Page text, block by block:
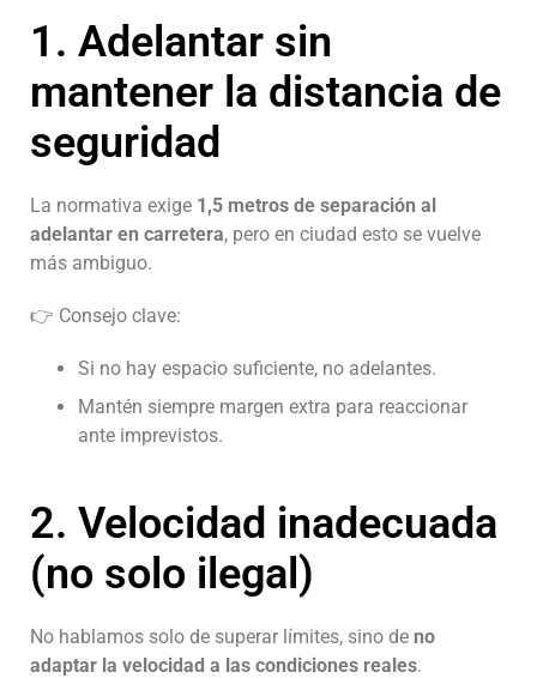
1. Adelantar sin
mantener la distancia de
seguridad
La normativa exige 1,5 metros de separación al
adelantar en carretera, pero en ciudad esto se vuelve
más ambiguo.
👉 Consejo clave:
Si no hay espacio suficiente, no adelantes.
Mantén siempre margen extra para reaccionar
ante imprevistos.
2. Velocidad inadecuada
(no solo ilegal)
No hablamos solo de superar límites, sino de no
adaptar la velocidad a las condiciones reales.